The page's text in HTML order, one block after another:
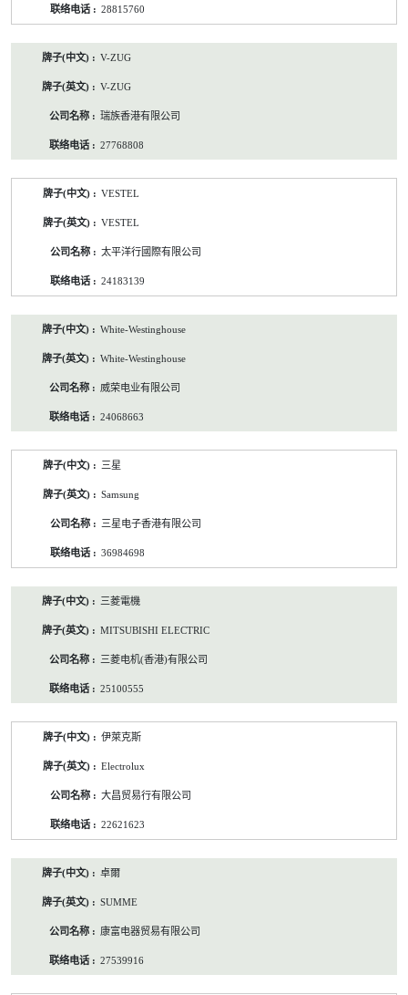
28815760
V-ZUG
V-ZUG
瑞族香港有限公司
27768808
VESTEL
VESTEL
太平洋行國際有限公司
24183139
White-Westinghouse
White-Westinghouse
威荣电业有限公司
24068663
三星
Samsung
三星电子香港有限公司
36984698
三菱電機
MITSUBISHI ELECTRIC
三菱电机(香港)有限公司
25100555
伊萊克斯
Electrolux
大昌贸易行有限公司
22621623
卓爾
SUMME
康富电器贸易有限公司
27539916